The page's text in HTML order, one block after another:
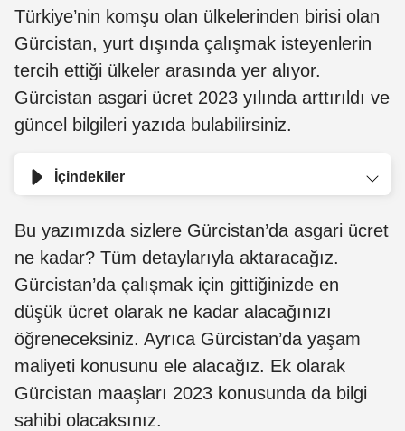
Türkiye’nin komşu olan ülkelerinden birisi olan
Gürcistan, yurt dışında çalışmak isteyenlerin
tercih ettiği ülkeler arasında yer alıyor.
Gürcistan asgari ücret 2023 yılında arttırıldı ve
güncel bilgileri yazıda bulabilirsiniz.
İçindekiler
Bu yazımızda sizlere Gürcistan’da asgari ücret
ne kadar? Tüm detaylarıyla aktaracağız.
Gürcistan’da çalışmak için gittiğinizde en
düşük ücret olarak ne kadar alacağınızı
öğreneceksiniz. Ayrıca Gürcistan’da yaşam
maliyeti konusunu ele alacağız. Ek olarak
Gürcistan maaşları 2023 konusunda da bilgi
sahibi olacaksınız.